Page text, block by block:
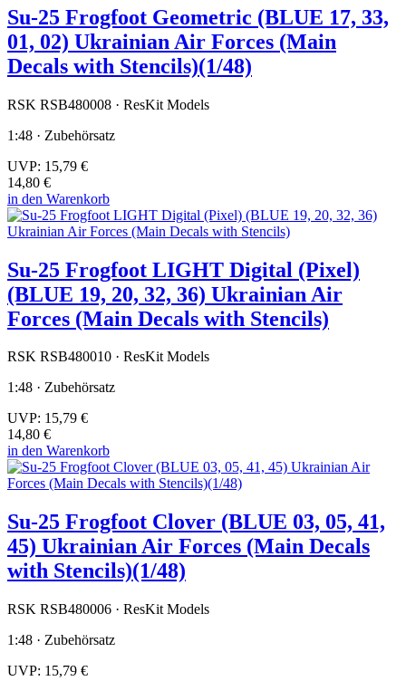
Su-25 Frogfoot Geometric (BLUE 17, 33,
01, 02) Ukrainian Air Forces (Main
Decals with Stencils)(1/48)
RSK RSB480008 · ResKit Models
1:48 · Zubehörsatz
UVP: 15,79 €
14,80 €
in den Warenkorb
Su-25 Frogfoot LIGHT Digital (Pixel)
(BLUE 19, 20, 32, 36) Ukrainian Air
Forces (Main Decals with Stencils)
RSK RSB480010 · ResKit Models
1:48 · Zubehörsatz
UVP: 15,79 €
14,80 €
in den Warenkorb
Su-25 Frogfoot Clover (BLUE 03, 05, 41,
45) Ukrainian Air Forces (Main Decals
with Stencils)(1/48)
RSK RSB480006 · ResKit Models
1:48 · Zubehörsatz
UVP: 15,79 €